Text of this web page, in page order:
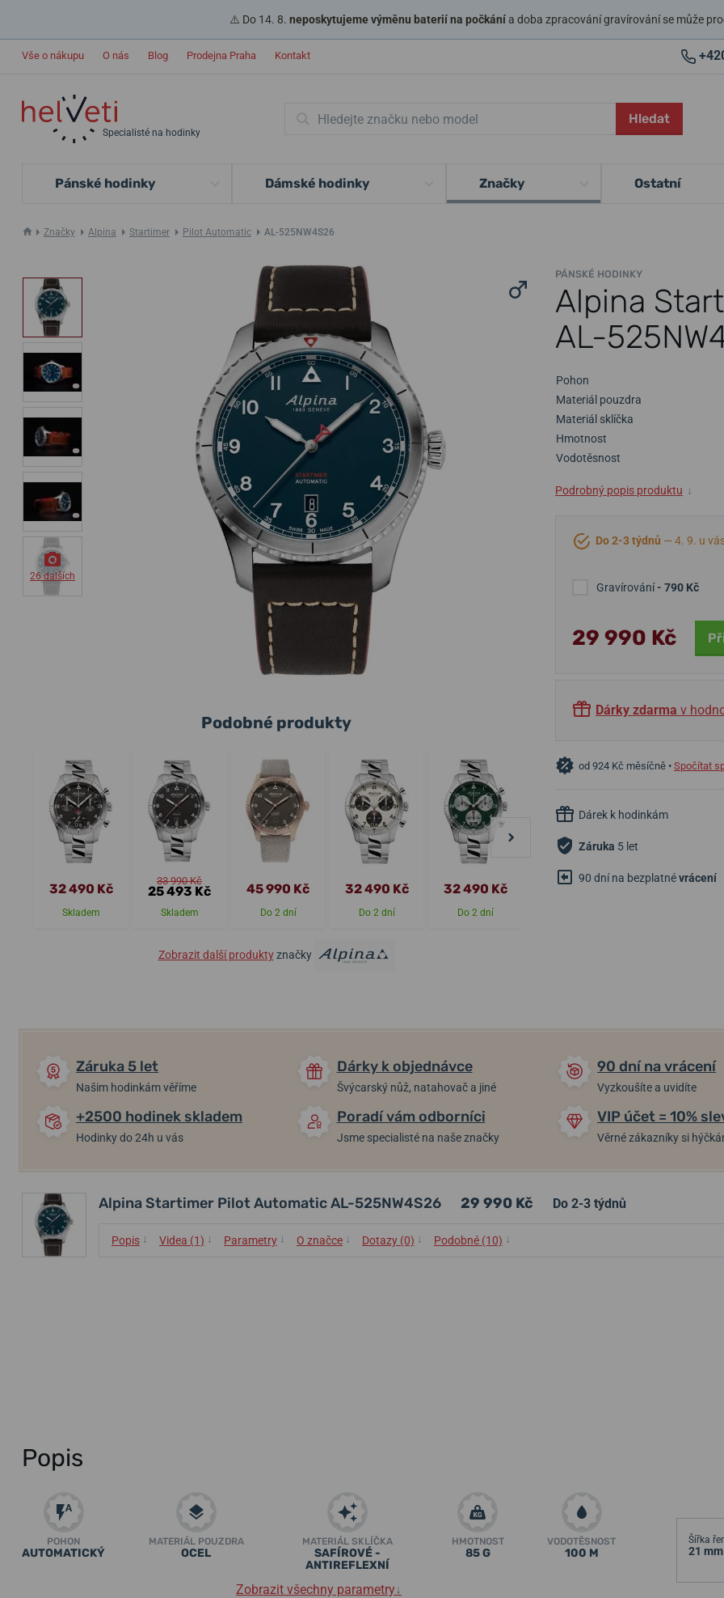
⚠️ Do 14. 8. neposkytujeme výměnu baterií na počkánía doba zpracování gravírování se může
Vše o nákupu O nás Blog Prodejna Praha Kontakt
Specialisté na hodinky
Hledat
Pánské hodinky Dámské hodinky Značky Ostatní
Značky Alpina Startimer Pilot Automatic AL-525NW4S26
PÁNSKÉ HODINKY
Alpina
AL-
26 dalších
Pohon
Materiál pouzdra
Materiál sklíčka
Hmotnost
Vodotěsnost
Podrobný popis produktu ↓
Do 2-3 týdnů — 4. 9. u
Gravírování- 790 Kč
29 990 Kč
Dárky zdarma v
od 924 Kč měsíčně • Spočítat
Dárek k hodinkám
Záruka 5 let
90 dní na bezplatnévrácení
Podobné produkty
32 490 Kč
Skladem
33 990 Kč
25 493 Kč
Skladem
45 990 Kč
Do 2 dní
32 490 Kč
Do 2 dní
32 490 Kč
Do 2 dní
29 990 Kč 34 990 Kč
Zobrazit další produktyznačky
Záruka 5 let
Našim hodinkám věříme
Dárky k objednávce
Švýcarský nůž, natahovač a jiné
90 dní na vrácení
Vyzkoušíte a uvidíte
+2500 hodinek skladem
Hodinky do 24h u vás
Poradí vám odborníci
Jsme specialisté na naše značky
VIP účet = 10%
Věrné zákazníky si
Alpina Startimer Pilot Automatic AL-525NW4S26 29 990 Kč Do 2-3 týdnů
Popis ↓ Videa (1) ↓ Parametry ↓ O značce ↓ Dotazy (0) ↓ Podobné (10) ↓
Popis
POHON
AUTOMATICKÝ
MATERIÁL POUZDRA
OCEL
MATERIÁL SKLÍČKA
SAFÍROVÉ -
ANTIREFLEXNÍ
HMOTNOST
85 G
VODOTĚSNOST
100 M
Zobrazit všechny parametry↓
Šířka
21 mm